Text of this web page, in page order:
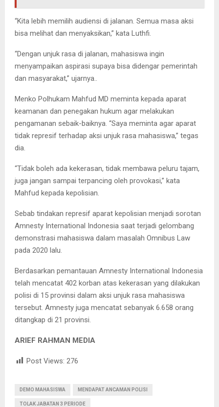
“Kita lebih memilih audiensi di jalanan. Semua masa aksi
bisa melihat dan menyaksikan,” kata Luthfi.
“Dengan unjuk rasa di jalanan, mahasiswa ingin
menyampaikan aspirasi supaya bisa didengar pemerintah
dan masyarakat,” ujarnya..
Menko Polhukam Mahfud MD meminta kepada aparat
keamanan dan penegakan hukum agar melakukan
pengamanan sebaik-baiknya. “Saya meminta agar aparat
tidak represif terhadap aksi unjuk rasa mahasiswa,” tegas
dia.
“Tidak boleh ada kekerasan, tidak membawa peluru tajam,
juga jangan sampai terpancing oleh provokasi,” kata
Mahfud kepada kepolisian.
Sebab tindakan represif aparat kepolisian menjadi sorotan
Amnesty International Indonesia saat terjadi gelombang
demonstrasi mahasiswa dalam masalah Omnibus Law
pada 2020 lalu.
Berdasarkan pemantauan Amnesty International Indonesia
telah mencatat 402 korban atas kekerasan yang dilakukan
polisi di 15 provinsi dalam aksi unjuk rasa mahasiswa
tersebut. Amnesty juga mencatat sebanyak 6.658 orang
ditangkap di 21 provinsi.
ARIEF RAHMAN MEDIA
Post Views: 276
DEMO MAHASISWA MENDAPAT ANCAMAN POLISI
TOLAK JABATAN 3 PERIODE